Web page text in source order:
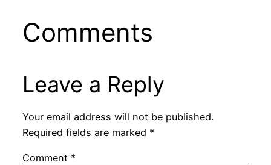
Comments
Leave a Reply
Your email address will not be published.
Required fields are marked *
Comment *